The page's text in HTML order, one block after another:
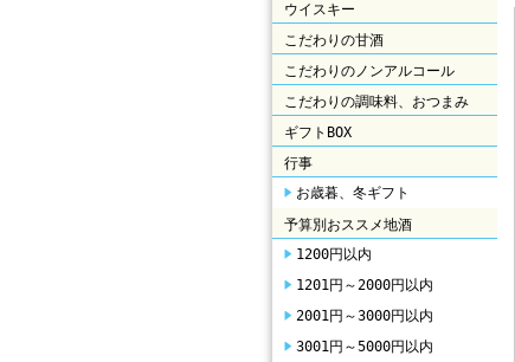
ウイスキー
こだわりの甘酒
こだわりのノンアルコール
こだわりの調味料、おつまみ
ギフトBOX
行事
お歳暮、冬ギフト
予算別おススメ地酒
1200円以内
1201円～2000円以内
2001円～3000円以内
3001円～5000円以内